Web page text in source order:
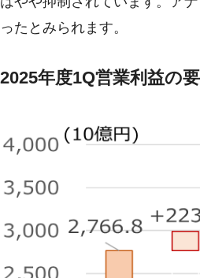
ったとみられます。
2025年度1Q営業利益の